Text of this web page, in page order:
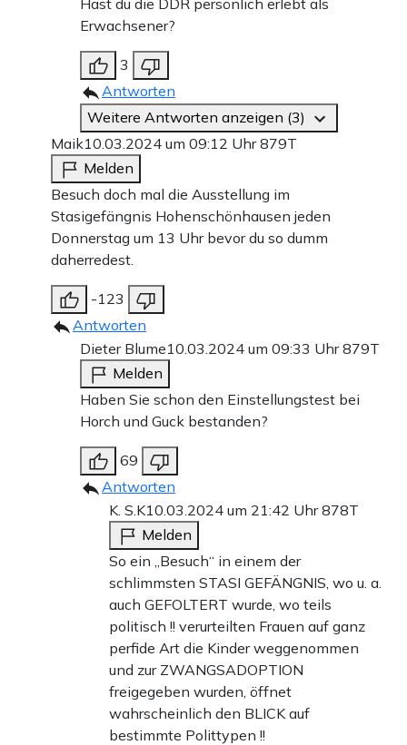
Hast du die DDR persönlich erlebt als
Erwachsener?
3
Antworten
Weitere Antworten anzeigen (3)
Maik10.03.2024 um 09:12 Uhr879T
Melden
Besuch doch mal die Ausstellung im
Stasigefängnis Hohenschönhausen jeden
Donnerstag um 13 Uhr bevor du so dumm
daherredest.
-123
Antworten
Dieter Blume10.03.2024 um 09:33 Uhr879T
Melden
Haben Sie schon den Einstellungstest bei
Horch und Guck bestanden?
69
Antworten
K. S.K10.03.2024 um 21:42 Uhr878T
Melden
So ein „Besuch“ in einem der
schlimmsten STASI GEFÄNGNIS, wo u. a.
auch GEFOLTERT wurde, wo teils
politisch !! verurteilten Frauen auf ganz
perfide Art die Kinder weggenommen
und zur ZWANGSADOPTION
freigegeben wurden, öffnet
wahrscheinlich den BLICK auf
bestimmte Polittypen !!